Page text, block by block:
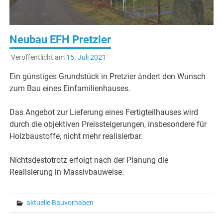
Neubau EFH Pretzier
Veröffentlicht am 15. Juli 2021
Ein günstiges Grundstück in Pretzier ändert den Wunsch
zum Bau eines Einfamilienhauses.
Das Angebot zur Lieferung eines Fertigteilhauses wird
durch die objektiven Preissteigerungen, insbesondere für
Holzbaustoffe, nicht mehr realisierbar.
Nichtsdestotrotz erfolgt nach der Planung die
Realisierung in Massivbauweise.
aktuelle Bauvorhaben